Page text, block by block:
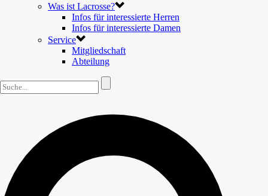
Was ist Lacrosse?
Infos für interessierte Herren
Infos für interessierte Damen
Service
Mitgliedschaft
Abteilung